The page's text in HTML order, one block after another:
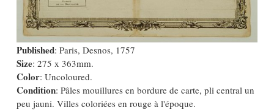
Published: Paris, Desnos, 1757
Size: 275 x 363mm.
Color: Uncoloured.
Condition: Pâles mouillures en bordure de carte, pli central un
peu jauni. Villes coloriées en rouge à l'époque.